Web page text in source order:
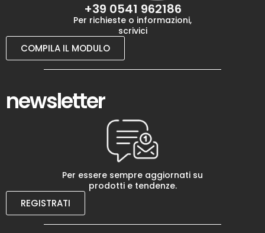
+39 0541 962186
Per richieste o informazioni,
scrivici
COMPILA IL MODULO
newsletter
Per essere sempre aggiornati su
prodotti e tendenze.
REGISTRATI